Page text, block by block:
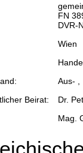
FN
DVR-
Wien
Aus- ,
Beirat:
Dr.
Mag.